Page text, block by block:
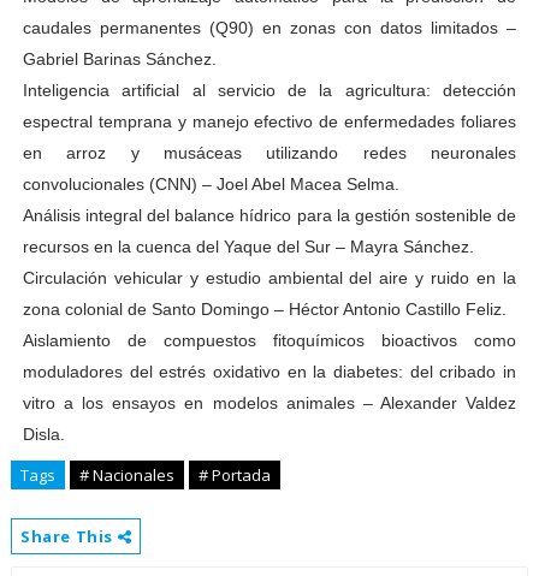
caudales permanentes (Q90) en zonas con datos limitados –
Gabriel Barinas Sánchez.
Inteligencia artificial al servicio de la agricultura: detección
espectral temprana y manejo efectivo de enfermedades foliares
en arroz y musáceas utilizando redes neuronales
convolucionales (CNN) – Joel Abel Macea Selma.
Análisis integral del balance hídrico para la gestión sostenible de
recursos en la cuenca del Yaque del Sur – Mayra Sánchez.
Circulación vehicular y estudio ambiental del aire y ruido en la
zona colonial de Santo Domingo – Héctor Antonio Castillo Feliz.
Aislamiento de compuestos fitoquímicos bioactivos como
moduladores del estrés oxidativo en la diabetes: del cribado in
vitro a los ensayos en modelos animales – Alexander Valdez
Disla.
Tags # Nacionales # Portada
Share This